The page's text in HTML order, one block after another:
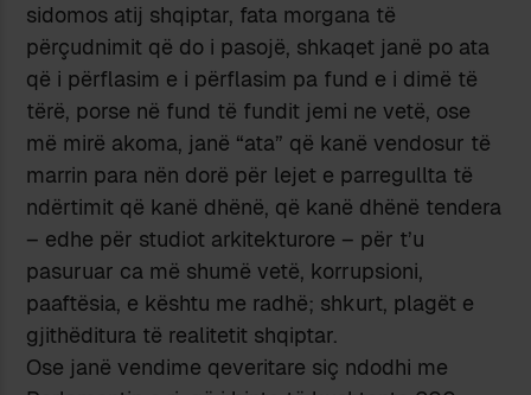
sidomos atij shqiptar, fata morgana të
përçudnimit që do i pasojë, shkaqet janë po ata
që i përflasim e i përflasim pa fund e i dimë të
tërë, porse në fund të fundit jemi ne vetë, ose
më mirë akoma, janë “ata” që kanë vendosur të
marrin para nën dorë për lejet e parregullta të
ndërtimit që kanë dhënë, që kanë dhënë tendera
– edhe për studiot arkitekturore – për t’u
pasuruar ca më shumë vetë, korrupsioni,
paaftësia, e kështu me radhë; shkurt, plagët e
gjithëditura të realitetit shqiptar.
Ose janë vendime qeveritare siç ndodhi me